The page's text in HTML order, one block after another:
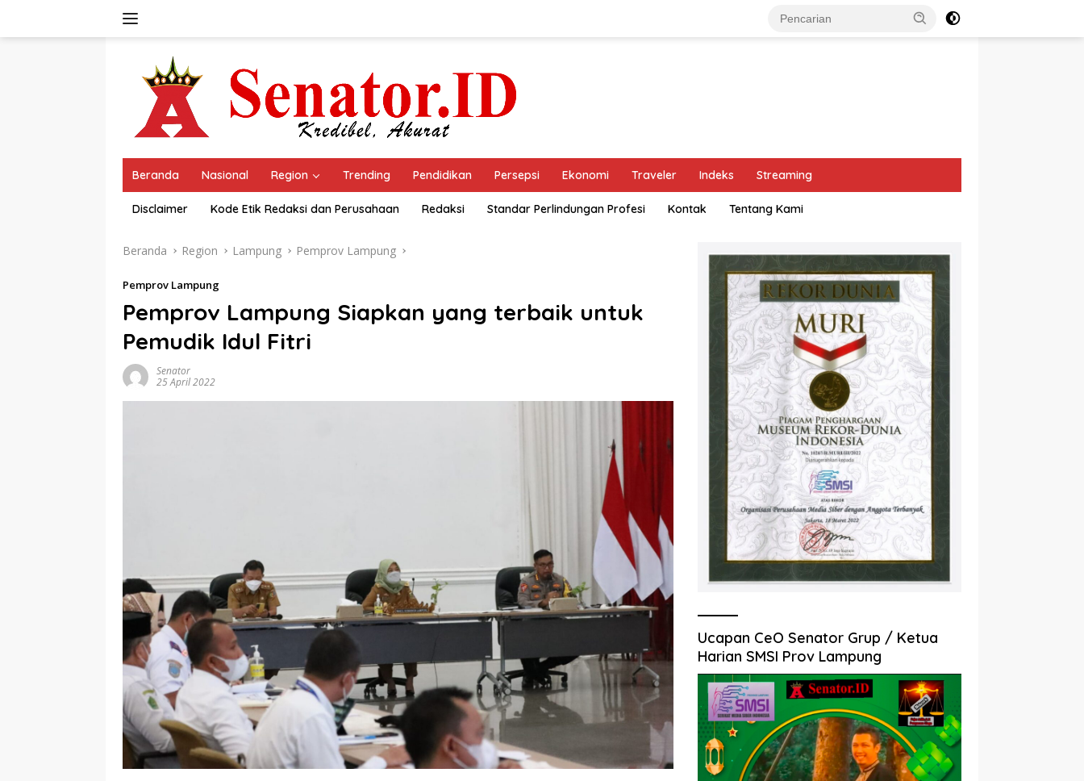
Beranda Nasional Region Trending Pendidikan Persepsi Ekonomi Traveler Indeks Streaming
Disclaimer Kode Etik Redaksi dan Perusahaan Redaksi Standar Perlindungan Profesi Kontak Tentang Kami
Beranda Region Lampung Pemprov Lampung
Pemprov Lampung
Pemprov Lampung Siapkan yang terbaik untuk
Pemudik Idul Fitri
Senator
25 April 2022
Ucapan CeO Senator Grup / Ketua
Harian SMSI Prov Lampung